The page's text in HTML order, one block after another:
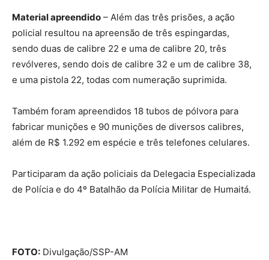
Material apreendido – Além das três prisões, a ação
policial resultou na apreensão de três espingardas,
sendo duas de calibre 22 e uma de calibre 20, três
revólveres, sendo dois de calibre 32 e um de calibre 38,
e uma pistola 22, todas com numeração suprimida.
Também foram apreendidos 18 tubos de pólvora para
fabricar munições e 90 munições de diversos calibres,
além de R$ 1.292 em espécie e três telefones celulares.
Participaram da ação policiais da Delegacia Especializada
de Polícia e do 4º Batalhão da Polícia Militar de Humaitá.
FOTO: Divulgação/SSP-AM